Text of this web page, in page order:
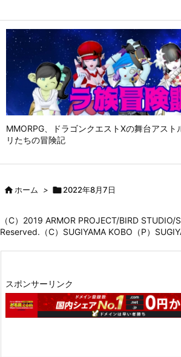
MMORPG、ドラゴンクエストⅩの舞台アスト
リたちの冒険記
ホーム > 2022年8月7日
（C）2019 ARMOR PROJECT/BIRD STUDIO/
Reserved.（C）SUGIYAMA KOBO（P）
スポンサーリンク